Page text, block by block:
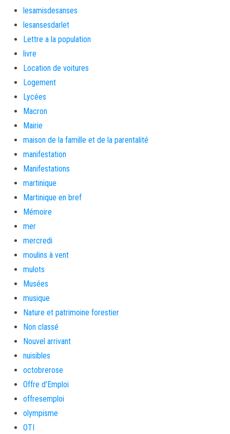
lesamisdesanses
lesansesdarlet
Lettre a la population
livre
Location de voitures
Logement
Lycées
Macron
Mairie
maison de la famille et de la parentalité
manifestation
Manifestations
martinique
Martinique en bref
Mémoire
mer
mercredi
moulins à vent
mulots
Musées
musique
Nature et patrimoine forestier
Non classé
Nouvel arrivant
nuisibles
octobrerose
Offre d'Emploi
offresemploi
olympisme
OTI